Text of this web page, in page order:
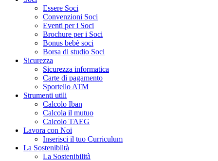
Essere Soci
Convenzioni Soci
Eventi per i Soci
Brochure per i Soci
Bonus bebè soci
Borsa di studio Soci
Sicurezza
Sicurezza informatica
Carte di pagamento
Sportello ATM
Strumenti utili
Calcolo Iban
Calcola il mutuo
Calcolo TAEG
Lavora con Noi
Inserisci il tuo Curriculum
La Sostenibiltà
La Sostenibilità